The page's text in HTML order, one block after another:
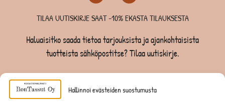
Hallinnoi evästeiden suostumusta
TILAA UUTISKIRJE SAAT -10% EKASTA TILAUKSESTA
Haluaisitko saada tietoa tarjouksista ja ajankohtaisista
tuotteista sähköpostitse? Tilaa uutiskirje.
TILAA UUTISKIRJE -SAAT -10% EKASTA TILAUKSESTA